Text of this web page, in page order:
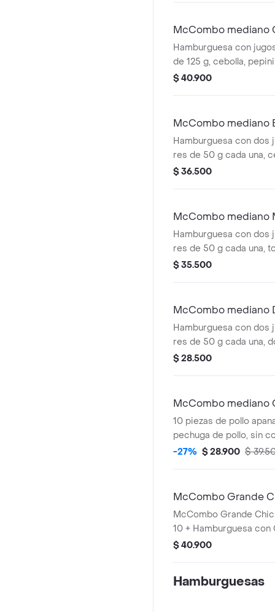
elección.
McCombo mediano
Hamburguesa con
de 125 g, cebolla,
cheddar cremoso,
bebida mediana a
$ 40.900
McCombo mediano
Hamburguesa con dos
res de 50 g cada una,
fresca, pepinillos,
ajonjolí. Acompañada
$ 36.500
McCombo mediano
Hamburguesa con dos
res de 50 g cada una,
cebolla, queso
medianas y bebida
$ 35.500
McCombo mediano
Queso
Hamburguesa con dos
res de 50 g cada una,
cheddar cremoso,
medianas y bebida
$ 28.500
McCombo mediano
pzas
10 piezas de pollo
pechuga de pollo, sin
conservantes
-27% $ 28.900 $
McCombo Grande
Hamburguesa con
McCombo Grande
10 + Hamburguesa con
$ 40.900
Hamburguesas